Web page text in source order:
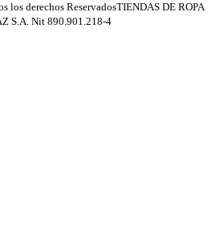
los derechos ReservadosTIENDAS DE ROPA
S.A. Nit 890.901.218-4